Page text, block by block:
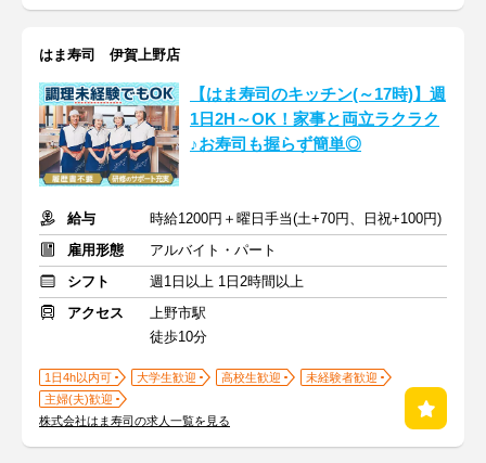
はま寿司 伊賀上野店
【はま寿司のキッチン(～17時)】週
1日2H～OK！家事と両立ラクラク
♪お寿司も握らず簡単◎
給与
時給1200円＋曜日手当(土+70円、日祝+100円)
雇用形態
アルバイト・パート
シフト
週1日以上 1日2時間以上
アクセス
上野市駅
徒歩10分
1日4h以内可 大学生歓迎 高校生歓迎
未経験者歓迎
主婦(夫)歓迎
株式会社はま寿司の求人一覧を見る